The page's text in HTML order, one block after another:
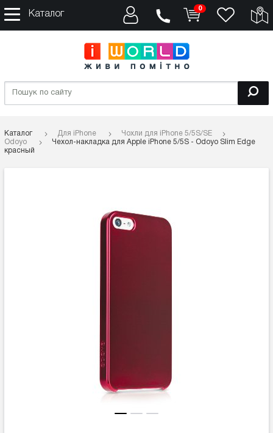
Каталог
0
Каталог Для iPhone
Чохли для iPhone 5/5S/SE
Odoyo
Чехол-накладка для Apple iPhone 5/5S - Odoyo Slim Edge
красный